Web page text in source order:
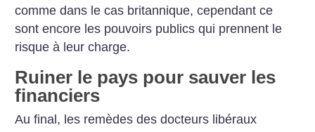
comme dans le cas britannique, cependant ce
sont encore les pouvoirs publics qui prennent le
risque à leur charge.
Ruiner le pays pour sauver les
financiers
Au final, les remèdes des docteurs libéraux